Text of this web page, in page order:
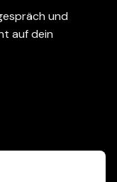
und
auf dein